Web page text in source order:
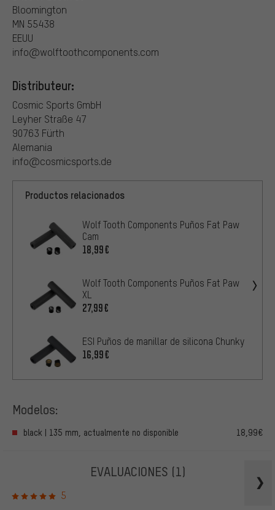
Bloomington
MN 55438
EEUU
info@wolftoothcomponents.com
Distributeur:
Cosmic Sports GmbH
Leyher Straße 47
90763 Fürth
Alemania
info@cosmicsports.de
Productos relacionados
Wolf Tooth Components Puños Fat Paw
Cam
18,99€
Wolf Tooth Components Puños Fat Paw
XL
27,99€
ESI Puños de manillar de silicona Chunky
16,99€
Modelos:
black | 135 mm, actualmente no disponible 18,99€
EVALUACIONES (1)
5